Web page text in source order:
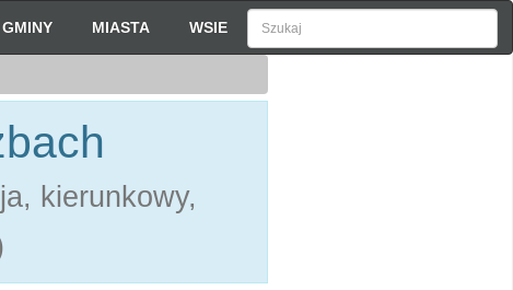
GMINY MIASTA WSIE
kierunkowy,